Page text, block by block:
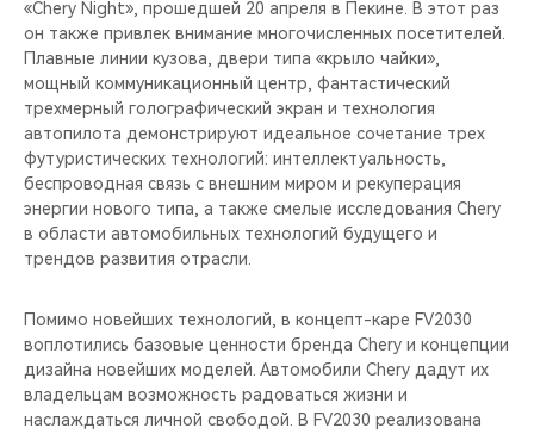
«Chery Night», прошедшей 20 апреля в Пекине. В этот раз
он также привлек внимание многочисленных посетителей.
Плавные линии кузова, двери типа «крыло чайки»,
мощный коммуникационный центр, фантастический
трехмерный голографический экран и технология
автопилота демонстрируют идеальное сочетание трех
футуристических технологий: интеллектуальность,
беспроводная связь с внешним миром и рекуперация
энергии нового типа, а также смелые исследования Chery
в области автомобильных технологий будущего и
трендов развития отрасли.
Помимо новейших технологий, в концепт-каре FV2030
воплотились базовые ценности бренда Chery и концепции
дизайна новейших моделей. Автомобили Chery дадут их
владельцам возможность радоваться жизни и
наслаждаться личной свободой. В FV2030 реализована